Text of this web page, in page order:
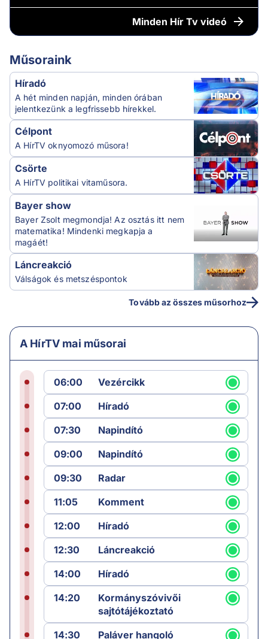
Minden Hír Tv videó
Műsoraink
Híradó
A hét minden napján, minden órában
jelentkezünk a legfrissebb hírekkel.
Célpont
A HírTV oknyomozó műsora!
Csörte
A HírTV politikai vitaműsora.
Bayer show
Bayer Zsolt megmondja! Az osztás itt nem
matematika! Mindenki megkapja a
magáét!
Láncreakció
Válságok és metszéspontok
Tovább az összes műsorhoz
A HírTV mai műsorai
06:00
Vezércikk
07:00
Híradó
07:30
Napindító
09:00
Napindító
09:30
Radar
11:05
Komment
12:00
Híradó
12:30
Láncreakció
14:00
Híradó
14:20
Kormányszóvivői
sajtótájékoztató
14:30
Paláver hangoló